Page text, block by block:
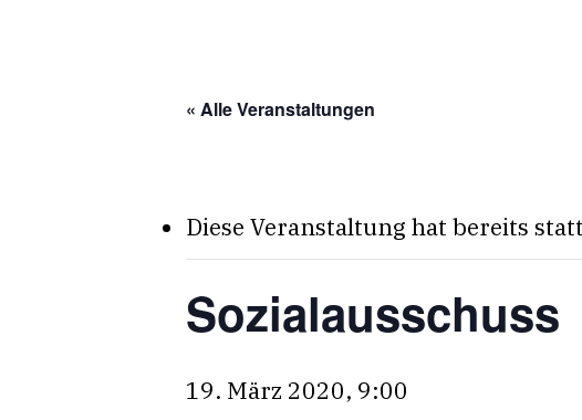
« Alle Veranstaltungen
Diese Veranstaltung hat bereits
Sozialausschuss
19. März 2020, 9:00